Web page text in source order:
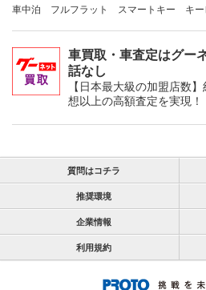
車中泊 フルフラット スマートキー キー
車買取・車査定はグ
話なし
【日本最大級の加盟店数
想以上の高額査定を実現！
質問はコチラ
推奨環境
企業情報
利用規約